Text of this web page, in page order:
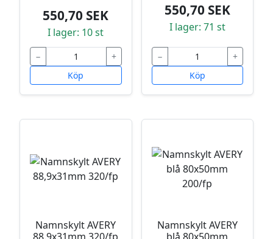
550,70 SEK
I lager: 10 st
−
+
Köp
550,70 SEK
I lager: 71 st
−
+
Köp
Namnskylt AVERY
Namnskylt AVERY